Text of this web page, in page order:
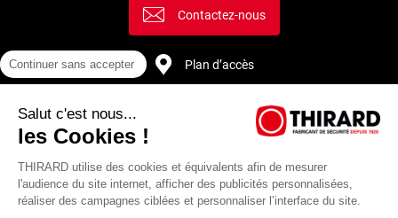
Contactez-nous
Plan d’accès
Continuer sans accepter
Salut c'est nous...
les Cookies !
THIRARD utilise des cookies et équivalents afin de mesurer
l'audience du site internet, afficher des publicités personnalisées,
réaliser des campagnes ciblées et personnaliser l’interface du site.